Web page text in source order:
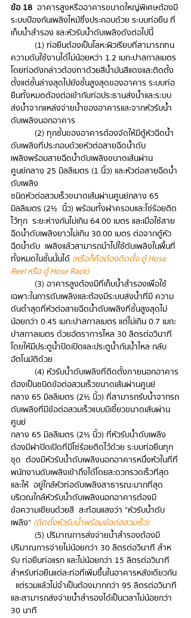
ข้อ 18 อาคารสูงหรืออาคารขนาดใหญ่พิเศษต้องมี
ระบบป้องกันเพลิงไหม้ซึ่งประกอบด้วย ระบบท่อยืน ที่
เก็บน้ำสำรอง และหัวรับน้ำดับเพลิงดังต่อไปนี้
(1) ท่อยืนต้องเป็นโลหะผิวเรียบที่สามารถทน
ความดันใช้งานได้ไม่น้อยหว่า 1.2 เมกะปาสกาลเมตร
โดยท่อดังกล่าวต้องทาด้วยสีน้ำมันสีแดงและติดตั้ง
ตั้งแต่ชั้นล่างสุดไปยังชั้นสูงสุดของอาคาร ระบบท่อ
ยืนทั้งหมดต้องต่อเข้ากับท่อประธานส่งน้ำและระบบ
ส่งน้ำจากแหล่งจ่ายน้ำของอาคารและจากหัวรับน้ำ
ดับเพลิงนอกอาคาร
(2) ทุกชั้นของอาคารต้องจัดให้มีตู้หัวฉีดน้ำ
ดับเพลิงที่ประกอบด้วยหัวต่อสายฉีดน้ําดับ
เพลิงพร้อมสายฉีดน้ำดับเพลิงขนาดเส้นผ่าน
ศูนย์กลาง 25 มิลลิเมตร (1 นิ้ว) และหัวต่อสายฉีดน้ำ
ดับเพลิง
ชนิดหัวต่อสวมเร็วขนาดเส้นผ่านศูนย์กลาง 65
มิลลิเมตร (2½  นิ้ว) พร้อมทั้งฝาครอบและโซ่ร้อยติด
ไว้ทุก  ระยะห่างกันไม่เกิน 64.00 เมตร และเมื่อใช้สาย
ฉีดน้ําดับเพลิงยาวไม่เกิน 30.00 เมตร ต่อจากตู้หัว
ฉีดน้ำดับ  เพลิงแล้วสามารถนําไปใช้ดับเพลิงในพื้นที่
ทั้งหมดในชั้นนั้นได้ (หรือก็คือต้องติดตั้ง ตู้ Hose
Reel หรือ ตู้ Hose Rack)
(3) อาคารสูงต้องมีที่เก็บน้ำสํารองเพื่อใช้
เฉพาะในการดับเพลิงและต้องมีระบบส่งน้ำที่มี ความ
ดันต่ำสุดที่หัวต่อสายฉีดน้ําดับเพลิงที่ชั้นสูงสุดไม่
น้อยกว่า 0.45 เมกะปาสกาลเมตร แต่ไม่เกิน 0.7 เมกะ
ปาสกาลเมตร ด้วยอัตราการไหล 30 ลิตรต่อวินาที
โดยให้มีประตูน้ำปิดเปิดและประตูน้ำกันน้ำไหล กลับ
อัตโนมัติด้วย
(4) หัวรับน้ำดับเพลิงที่ติดตั้งภายนอกอาคาร
ต้องเป็นชนิดข้อต่อสวมเร็วขนาดเส้นผ่านศูนย์
กลาง 65 มิลลิเมตร (2½ นิ้ว) ที่สามารถรับน้ำจากรถ
ดับเพลิงที่มีข้อต่อสวมเร็วแบบมีเขี้ยวขนาดเส้นผ่าน
ศูนย์
กลาง 65 มิลลิเมตร (2½ นิ้ว) ที่หัวรับน้ำดับเพลิง
ต้องมีฝาปิดเปิดที่มีโซ่ร้อยติดไว้ด้วย ระบบท่อยืนทุก
ชุด  ต้องมีหัวรับน้ำดับเพลิงนอกอาคารหนึ่งหัวในที่ที่
พนักงานดับเพลิงเข้าถึงได้โดยสะดวกรวดเร็วที่สุด
และให้  อยู่ใกล้หัวท่อดับเพลิงสาธารณะมากที่สุด
บริเวณใกล้หัวรับน้ำดับเพลิงนอกอาคารต้องมี
ข้อความเขียนด้วยสี  สะท้อนแสงว่า “หัวรับน้ำดับ
เพลิง” (ติดตั้งหัวรับน้ำพร้อมข้อต่อสวมเร็ว)
(5) ปริมาณการส่งจ่ายน้ำสํารองต้องมี
ปริมาณการจ่ายไม่น้อยกว่า 30 ลิตรต่อวินาที สําห
รับ ท่อยืนท่อแรก และไม่น้อยกว่า 15 ลิตรต่อวินาที
สําหรับท่อยืนแต่ละท่อที่เพิ่มขึ้นในอาคารหลังเดียวกัน
  แต่รวมแล้วไม่จําเป็นต้องมากกว่า 95 ลิตรต่อวินาที
และสามารถส่งจ่ายน้ำสํารองได้เป็นเวลาไม่น้อยกว่า
30 นาที